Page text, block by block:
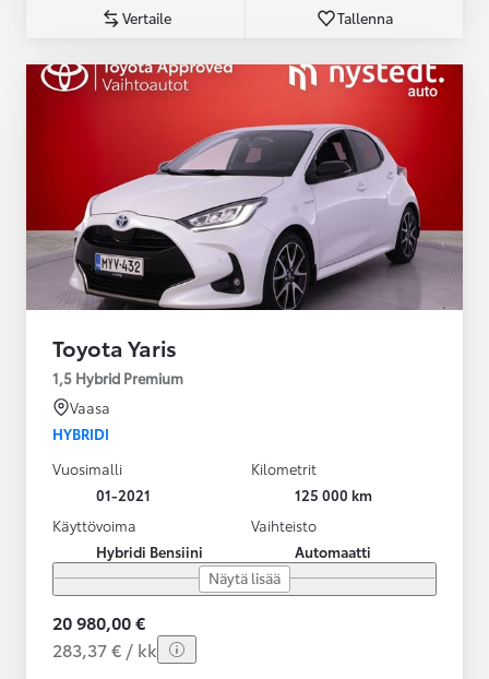
Vertaile Tallenna
Toyota Yaris
1,5 Hybrid Premium
Vaasa
HYBRIDI
Vuosimalli
01-2021
Kilometrit
125 000 km
Käyttövoima
Hybridi Bensiini
Vaihteisto
Automaatti
Näytä lisää
20 980,00 €
283,37 € / kk